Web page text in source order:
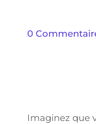
0
Imaginez que